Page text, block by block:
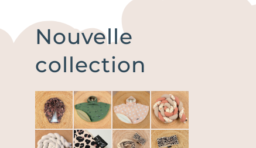
Nouvelle
collection